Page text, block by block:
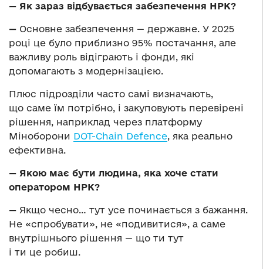
— Як зараз відбувається забезпечення НРК?
— Основне забезпечення — державне. У 2025
році це було приблизно 95% постачання, але
важливу роль відіграють і фонди, які
допомагають з модернізацією.
Плюс підрозділи часто самі визначають,
що саме їм потрібно, і закуповують перевірені
рішення, наприклад через платформу
Міноборони DOT-Chain Defence, яка реально
ефективна.
— Якою має бути людина, яка хоче стати
оператором НРК?
— Якщо чесно… тут усе починається з бажання.
Не «спробувати», не «подивитися», а саме
внутрішнього рішення — що ти тут
і ти це робиш.